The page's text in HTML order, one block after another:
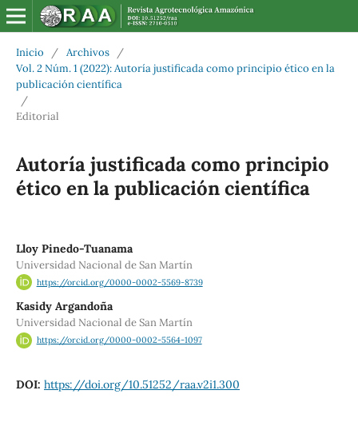
Inicio / Archivos
/
Vol. 2 Núm. 1 (2022): Autoría justificada como principio ético en la
publicación científica
/
Editorial
Autoría justificada como principio
ético en la publicación científica
Lloy Pinedo-Tuanama
Universidad Nacional de San Martín
https://orcid.org/0000-0002-5569-8739
Kasidy Argandoña
Universidad Nacional de San Martín
https://orcid.org/0000-0002-5564-1097
DOI: https://doi.org/10.51252/raa.v2i1.300